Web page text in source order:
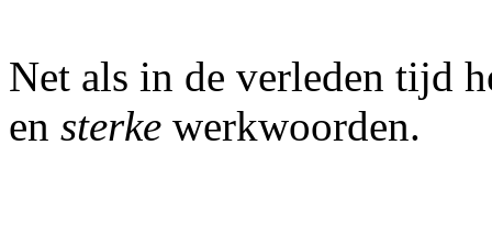
Net als in de verleden tijd
en sterke werkwoorden.